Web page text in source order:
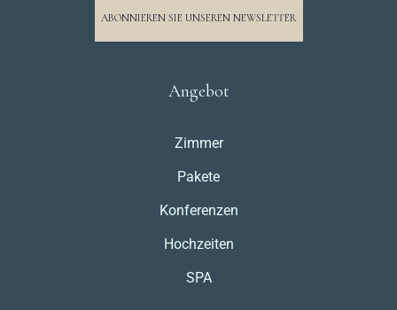
ABONNIEREN SIE UNSEREN NEWSLETTER
Angebot
Zimmer
Pakete
Konferenzen
Hochzeiten
SPA